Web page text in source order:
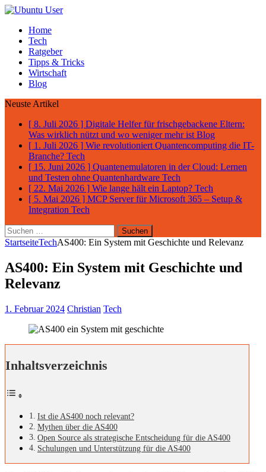
Home
Tech
Ratgeber
Tipps & Tricks
Wirtschaft
Blog
Neuste Artikel
[ 8. Juli 2026 ] Digitale Helfer für frischgebackene Eltern:
Was wirklich nützt und wo weniger mehr ist Blog
[ 1. Juli 2026 ] Wie revolutioniert Quantencomputing die IT-
Branche? Tech
[ 15. Juni 2026 ] Quantenemulatoren in der Cloud: Lernen
und Testen ohne Quantenhardware Tech
[ 22. Mai 2026 ] Wie lange hält ein Laptop? Tech
[ 5. Mai 2026 ] MCP Server für Microsoft 365 – Setup &
Integration Tech
Suchen
nach:
StartseiteTechAS400: Ein System mit Geschichte und Relevanz
AS400: Ein System mit Geschichte und
Relevanz
1. Februar 2024 Christian Tech
Inhaltsverzeichnis
Ist die AS400 noch relevant?
Mythen über die AS400
Open Source als strategische Entscheidung für die AS400
Schulungen und Unterstützung für die AS400